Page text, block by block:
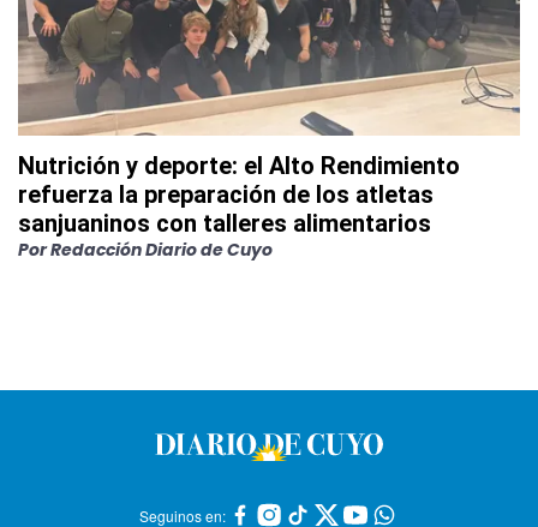
Nutrición y deporte: el Alto Rendimiento
refuerza la preparación de los atletas
sanjuaninos con talleres alimentarios
PorRedacción Diario de Cuyo
Seguinos en: